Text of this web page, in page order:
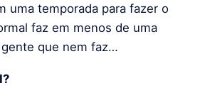
uma temporada para fazer o
faz em menos de uma
que nem faz…